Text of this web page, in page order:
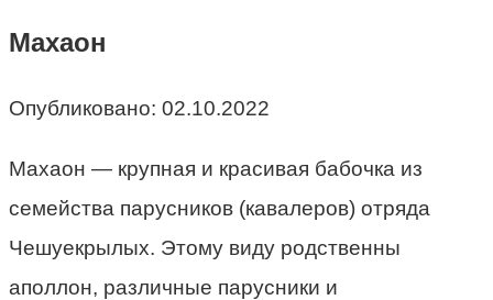
Махаон
Опубликовано: 02.10.2022
Махаон — крупная и красивая бабочка из
семейства парусников (кавалеров) отряда
Чешуекрылых. Этому виду родственны
аполлон, различные парусники и